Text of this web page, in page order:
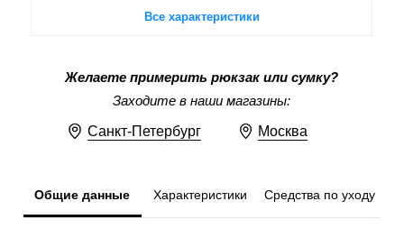
Все характеристики
Желаете примерить рюкзак или сумку?
Заходите в наши магазины:
Санкт-Петербург Москва
Общие данные Характеристики Средства по уходу